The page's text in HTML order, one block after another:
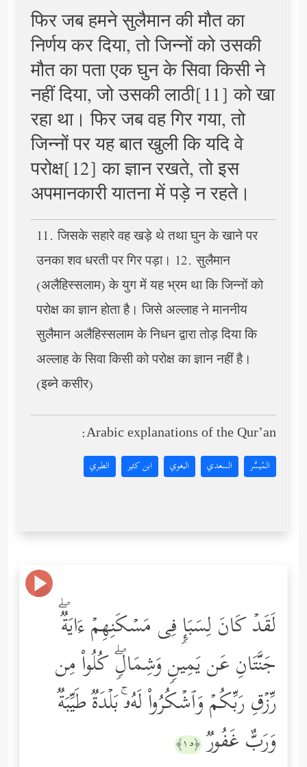
फिर जब हमने सुलैमान की मौत का
निर्णय कर दिया, तो जिन्नों को उसकी
मौत का पता एक घुन के सिवा किसी ने
नहीं दिया, जो उसकी लाठी[11] को खा
रहा था। फिर जब वह गिर गया, तो
जिन्नों पर यह बात खुली कि यदि वे
परोक्ष[12] का ज्ञान रखते, तो इस
अपमानकारी यातना में पड़े न रहते।
11. जिसके सहारे वह खड़े थे तथा घुन के खाने पर
उनका शव धरती पर गिर पड़ा। 12. सुलैमान
(अलैहिस्सलाम) के युग में यह भ्रम था कि जिन्नों को
परोक्ष का ज्ञान होता है। जिसे अल्लाह ने माननीय
सुलैमान अलैहिस्सलाम के निधन द्वारा तोड़ दिया कि
अल्लाह के सिवा किसी को परोक्ष का ज्ञान नहीं है।
(इब्ने कसीर)
Arabic explanations of the Qur’an:
المُيسَّر السعدي البغوي ابن كثير الطبري
لَقَدۡ كَانَ لِسَبَإࣲ فِی مَسۡكَنِهِمۡ ءَایَةࣱۖ
جَنَّتَانِ عَن یَمِینࣲ وَشِمَالࣲۖ كُلُواْ مِن
رِّزۡقِ رَبِّكُمۡ وَٱشۡكُرُواْ لَهُۥۚ بَلۡدَةࣱ طَیِّبَةࣱ
وَرَبٌّ غَفُورࣱ ﴿١٥﴾